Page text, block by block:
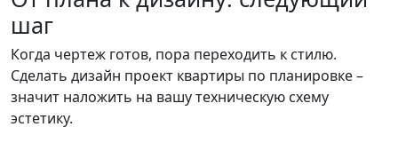
шаг
Когда чертеж готов, пора переходить к стилю.
Сделать дизайн проект квартиры по планировке –
значит наложить на вашу техническую схему
эстетику.